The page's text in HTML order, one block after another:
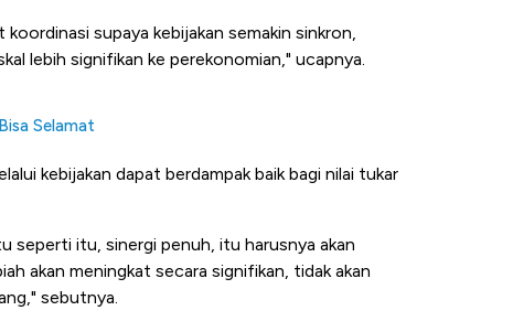
supaya kebijakan semakin sinkron,
lebih signifikan ke perekonomian," ucapnya.
Selamat
kebijakan dapat berdampak baik bagi nilai tukar
seperti itu, sinergi penuh, itu harusnya akan
akan meningkat secara signifikan, tidak akan
sebutnya.